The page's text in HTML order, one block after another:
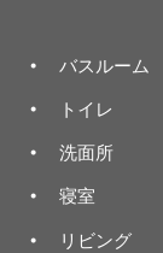
バスルーム
トイレ
洗面所
寝室
リビング